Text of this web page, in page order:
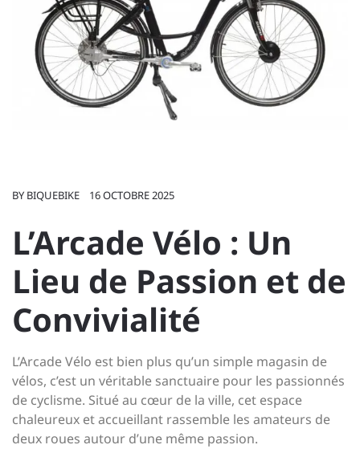
BY BIQUEBIKE 16 OCTOBRE 2025
L’Arcade Vélo : Un
Lieu de Passion et de
Convivialité
L’Arcade Vélo est bien plus qu’un simple magasin de
vélos, c’est un véritable sanctuaire pour les passionnés
de cyclisme. Situé au cœur de la ville, cet espace
chaleureux et accueillant rassemble les amateurs de
deux roues autour d’une même passion.